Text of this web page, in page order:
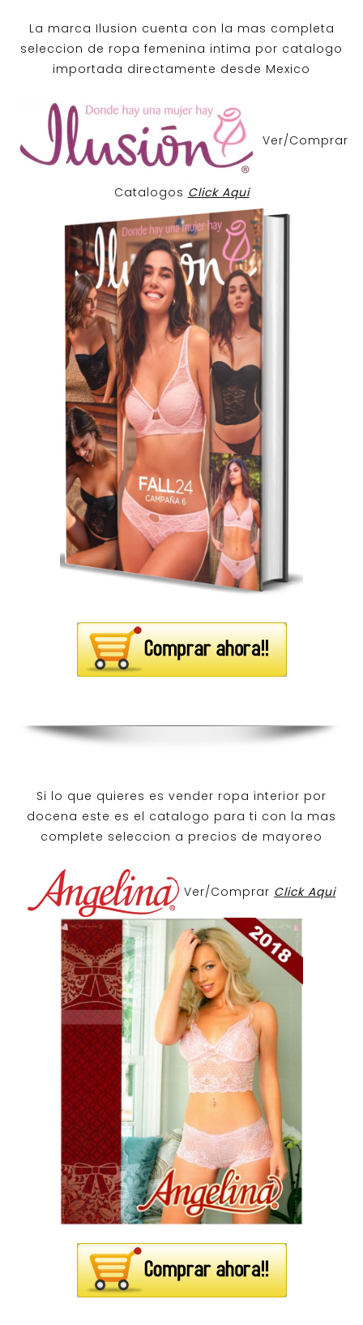
La marca Ilusion cuenta con la mas completa
seleccion de ropa femenina intima por catalogo
importada directamente desde Mexico
Ver/Comprar
Catalogos Click Aqui
Si lo que quieres es vender ropa interior por
docena este es el catalogo para ti con la mas
complete seleccion a precios de mayoreo
Ver/Comprar Click Aqui